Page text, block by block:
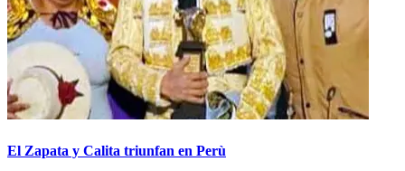
El Zapata y Calita triunfan en Perù